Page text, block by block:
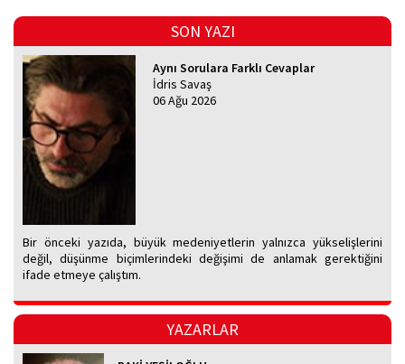
SON YAZI
Aynı Sorulara Farklı Cevaplar
İdris Savaş
06 Ağu 2026
Bir önceki yazıda, büyük medeniyetlerin yalnızca yükselişlerini
değil, düşünme biçimlerindeki değişimi de anlamak gerektiğini
ifade etmeye çalıştım.
YAZARLAR